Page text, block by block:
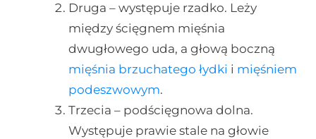
Druga – występuje rzadko. Leży
między ścięgnem mięśnia
dwugłowego uda, a głową boczną
mięśnia brzuchatego łydki i mięśniem
podeszwowym.
Trzecia – podścięgnowa dolna.
Występuje prawie stale na głowie